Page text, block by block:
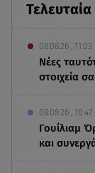
08.08.26 , 11:03
Νέες
στοιχεία
08.08.26 , 10:47
Γουίλιαμ
και